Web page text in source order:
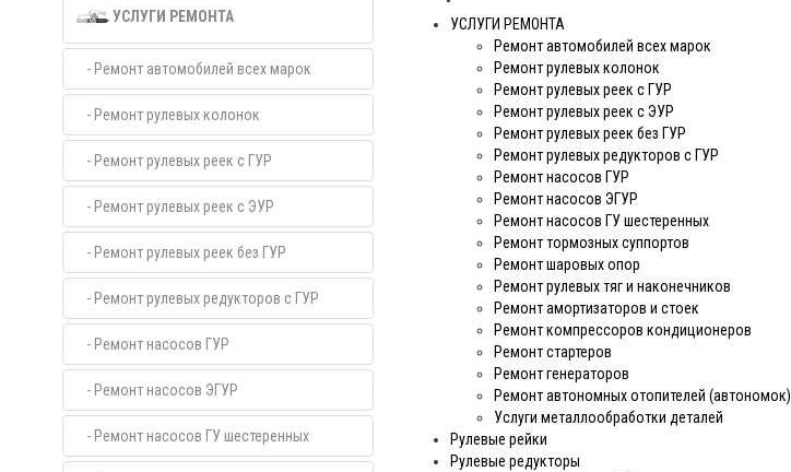
УСЛУГИ РЕМОНТА
- Ремонт автомобилей всех марок
- Ремонт рулевых колонок
- Ремонт рулевых реек с ГУР
- Ремонт рулевых реек с ЭУР
- Ремонт рулевых реек без ГУР
- Ремонт рулевых редукторов с ГУР
- Ремонт насосов ГУР
- Ремонт насосов ЭГУР
- Ремонт насосов ГУ шестеренных
УСЛУГИ РЕМОНТА
Ремонт автомобилей всех марок
Ремонт рулевых колонок
Ремонт рулевых реек с ГУР
Ремонт рулевых реек с ЭУР
Ремонт рулевых реек без ГУР
Ремонт рулевых редукторов с ГУР
Ремонт насосов ГУР
Ремонт насосов ЭГУР
Ремонт насосов ГУ шестеренных
Ремонт тормозных суппортов
Ремонт шаровых опор
Ремонт рулевых тяг и наконечников
Ремонт амортизаторов и стоек
Ремонт компрессоров кондиционеров
Ремонт стартеров
Ремонт генераторов
Ремонт автономных отопителей (автономок)
Услуги металлообработки деталей
Рулевые рейки
Рулевые редукторы